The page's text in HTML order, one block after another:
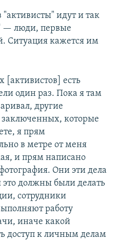
идут и так
— люди, первые
Ситуация кажется им
[активистов] есть
один раз. Пока я там
другие
которые
я прям
в метре от меня
и прям написано
Они эти дела
это должны были делать
сотрудники
работу
иначе какой
доступ к личным делам